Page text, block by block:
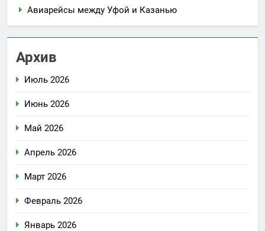
Авиарейсы между Уфой и Казанью
Архив
Июль 2026
Июнь 2026
Май 2026
Апрель 2026
Март 2026
Февраль 2026
Январь 2026